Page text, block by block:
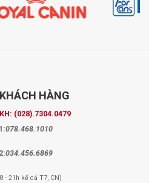
KHÁCH HÀNG
(028).7304.0479
078.468.1010
034.456.6869
- 21h kể cả T7, CN)